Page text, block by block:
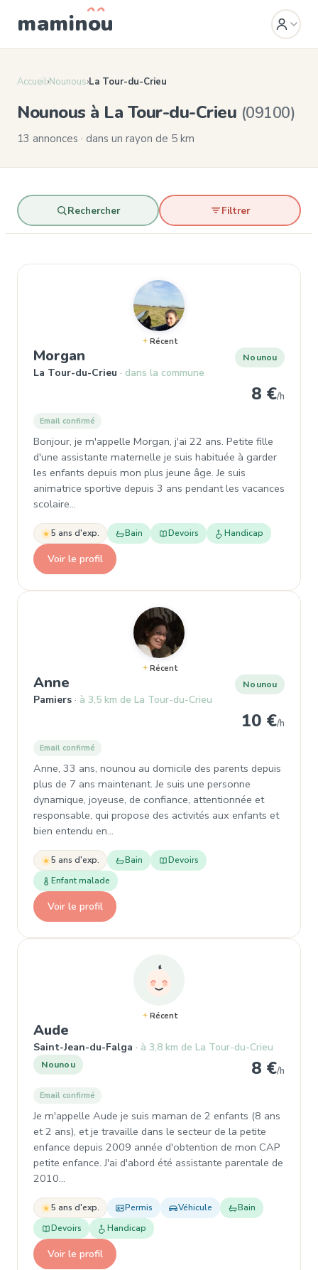
maminou
Accueil›Nounous›La Tour-du-Crieu
Nounous à La Tour-du-Crieu (09100)
13 annonces · dans un rayon de 5 km
Rechercher Filtrer
Récent
Morgan , Nounou à La Tour-du-Crieu
La Tour-du-Crieu dans la commune
Nounou
8 €/h
Email confirmé
Bonjour, je m'appelle Morgan, j'ai 22 ans. Petite fille
d'une assistante maternelle je suis habituée à garder
les enfants depuis mon plus jeune âge. Je suis
animatrice sportive depuis 3 ans pendant les vacances
scolaire…
5 ans d'exp. Bain Devoirs Handicap
Voir le profil
Récent
Anne
Pamiers à 3,5 km de La Tour-du-Crieu
Nounou
10 €/h
Email confirmé
Anne, 33 ans, nounou au domicile des parents depuis
plus de 7 ans maintenant. Je suis une personne
dynamique, joyeuse, de confiance, attentionnée et
responsable, qui propose des activités aux enfants et
bien entendu en…
5 ans d'exp. Bain
Devoirs
Enfant malade
Voir le profil
Récent
Aude
Saint-Jean-du-Falga à 3,8 km de La Tour-du-Crieu
Nounou 8 €/h
Email confirmé
Je m'appelle Aude je suis maman de 2 enfants (8 ans
et 2 ans), et je travaille dans le secteur de la petite
enfance depuis 2009 année d'obtention de mon CAP
petite enfance. J'ai d'abord été assistante parentale de
2010…
5 ans d'exp. Permis Véhicule
Bain
Devoirs
Handicap
Voir le profil